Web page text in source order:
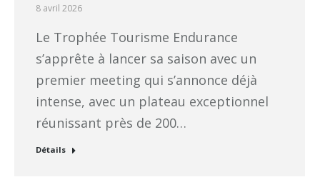
8 avril 2026
Le Trophée Tourisme Endurance
s’apprête à lancer sa saison avec un
premier meeting qui s’annonce déjà
intense, avec un plateau exceptionnel
réunissant près de 200…
Détails